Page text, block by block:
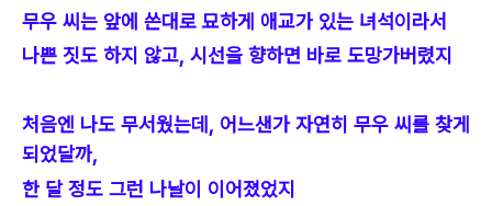
무우 씨는 앞에 쓴대로 묘하게 애교가 있는 녀석이라서
나쁜 짓도 하지 않고, 시선을 향하면 바로 도망가버렸지
처음엔 나도 무서웠는데, 어느샌가 자연히 무우 씨를 찾게
되었달까,
한 달 정도 그런 나날이 이어졌었지